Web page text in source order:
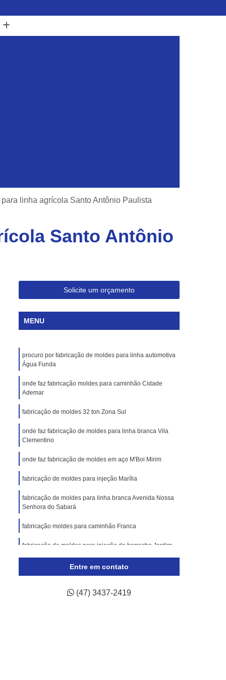
Ferramentas para Injeção de Plásticos
Injeção de Plásticos para Embalagem
Moldes para Injeção de Peças Plásticas
Moldes para Injeção de Silicone
Moldes para Injeção de Termoplásticos
Moldes para Injeção Termoplásticos
para Moldagem de Plásticos
Injeção de Termoplástico
Moldagem de Termoplásticos
Molde de Injeção Plastica
Moldes para Injeção de Plásticos
de Moldes para Indústria Automotiva
Injeção de Termoplástico para Automóveis
Moldagem de Peças Automotivas
Automotiva
Moldes para Peças Automotivas
Moldes Plásticos Automotivos
de Moldes para Indústria de Automóveis
linha agrícola Santo Antônio Paulista
Santo Antônio
Solicite um orçamento
MENU
procuro por fabricação de moldes para linha automotiva
Água Funda
onde faz fabricação moldes para caminhão Cidade
Ademar
fabricação de moldes 32 ton Zona Sul
onde faz fabricação de moldes para linha branca Vila
Clementino
onde faz fabricação de moldes em aço M'Boi Mirim
fabricação de moldes para injeção Marília
fabricação de moldes para linha branca Avenida Nossa
Senhora do Sabará
fabricação moldes para caminhão Franca
fabricação de moldes para injeção de borracha Jardim
Entre em contato
(47) 3437-2419